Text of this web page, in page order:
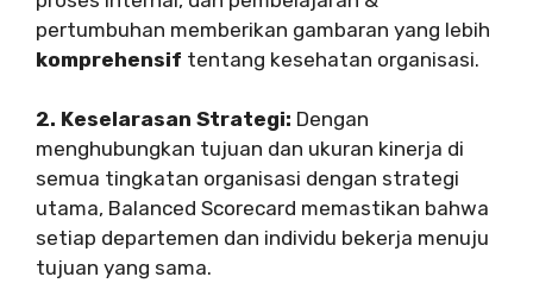
pertumbuhan memberikan gambaran yang lebih
komprehensif tentang kesehatan organisasi.
2. Keselarasan Strategi: Dengan
menghubungkan tujuan dan ukuran kinerja di
semua tingkatan organisasi dengan strategi
utama, Balanced Scorecard memastikan bahwa
setiap departemen dan individu bekerja menuju
tujuan yang sama.